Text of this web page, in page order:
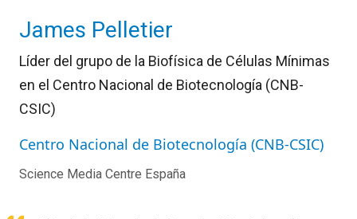
James Pelletier
Líder del grupo de la Biofísica de Células Mínimas
en el Centro Nacional de Biotecnología (CNB-
CSIC)
Centro Nacional de Biotecnología (CNB-CSIC)
Science Media Centre España